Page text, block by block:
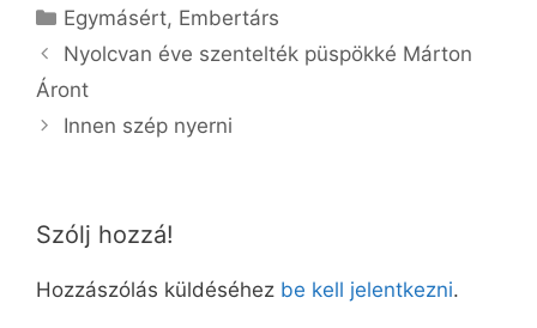
Kategória
Egymásért, Embertárs
Nyolcvan éve szentelték püspökké Márton
Áront
Innen szép nyerni
Szólj hozzá!
Hozzászólás küldéséhez be kell jelentkezni.